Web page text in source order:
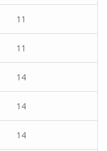
11
11
14
14
14